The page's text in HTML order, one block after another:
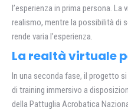
l’esperienza in prima persona. La
realismo, mentre la possibilità di
rende varia l’esperienza.
La realtà virtuale
In una seconda fase, il progetto
di training immersivo a
della Pattuglia Acrobatica